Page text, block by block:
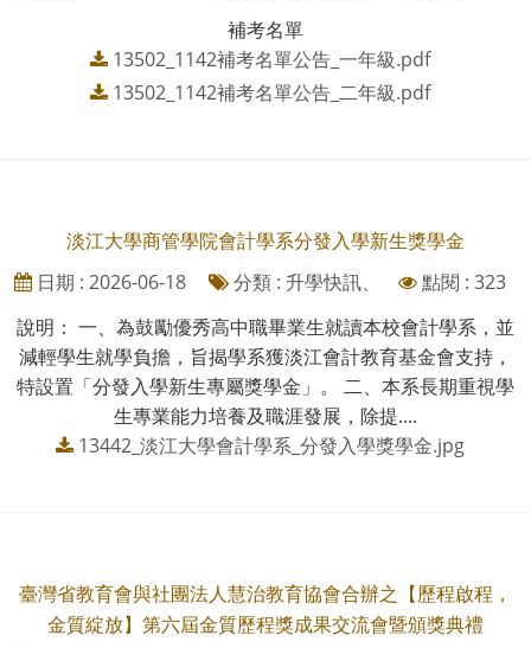
補考名單
13502_1142補考名單公告_一年級.pdf
13502_1142補考名單公告_二年級.pdf
淡江大學商管學院會計學系分發入學新生獎學金
日期 : 2026-06-18
分類 : 升學快訊、
點閱 : 323
說明： 一、為鼓勵優秀高中職畢業生就讀本校會計學系，並
減輕學生就學負擔，旨揭學系獲淡江會計教育基金會支持，
特設置「分發入學新生專屬獎學金」。 二、本系長期重視學
生專業能力培養及職涯發展，除提....
13442_淡江大學會計學系_分發入學獎學金.jpg
臺灣省教育會與社團法人慧治教育協會合辦之【歷程啟程，
金質綻放】第六屆金質歷程獎成果交流會暨頒獎典禮